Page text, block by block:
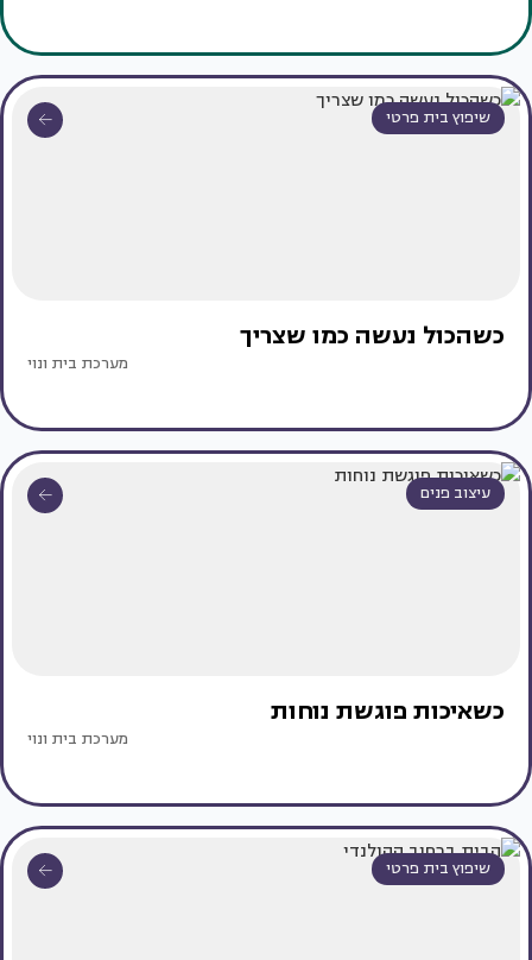
שיפוץ בית פרטי
כשהכול נעשה כמו שצריך
מערכת בית ונוי
עיצוב פנים
כשאיכות פוגשת נוחות
מערכת בית ונוי
שיפוץ בית פרטי